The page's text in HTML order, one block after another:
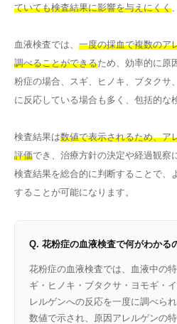
ていても検査結果に影響を与えにくく
血液検査では、 一度の採血で複数のア
調べることができるため、効率的に原
粉症の場合、スギ、ヒノキ、ブタクサ
に反応している場合も多く、包括的な
検査結果は数値で表示されるため、ア
評価でき、治療方針の決定や経過観察
検査結果を総合的に判断することで、
することが可能になります。
Q. 花粉症の血液検査で何がわかる
花粉症の血液検査では、血液中の
ギ・ヒノキ・ブタクサ・ヨモギ・
レルゲンへの反応を一度に調べら
数値で示され、原因アレルゲンの